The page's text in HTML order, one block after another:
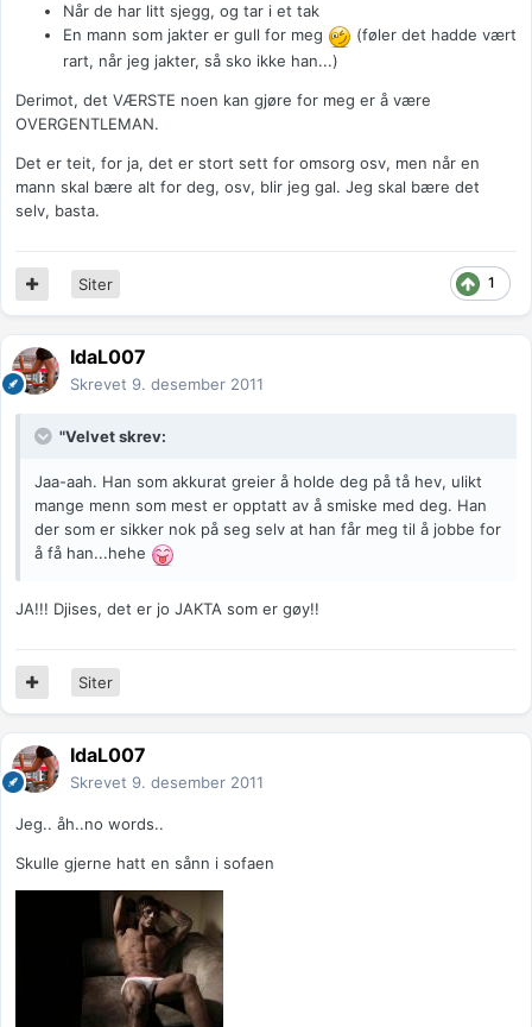
Når de har litt sjegg, og tar i et tak
En mann som jakter er gull for meg
(føler det hadde vært
rart, når jeg jakter, så sko ikke han...)
Derimot, det VÆRSTE noen kan gjøre for meg er å være
OVERGENTLEMAN.
Det er teit, for ja, det er stort sett for omsorg osv, men når en
mann skal bære alt for deg, osv, blir jeg gal. Jeg skal bære det
selv, basta.
1
Siter
IdaL007
Skrevet 9. desember 2011
"Velvet skrev:
Jaa-aah. Han som akkurat greier å holde deg på tå hev, ulikt
mange menn som mest er opptatt av å smiske med deg. Han
der som er sikker nok på seg selv at han får meg til å jobbe for
å få han...hehe
JA!!! Djises, det er jo JAKTA som er gøy!!
Siter
IdaL007
Skrevet 9. desember 2011
Jeg.. åh..no words..
Skulle gjerne hatt en sånn i sofaen